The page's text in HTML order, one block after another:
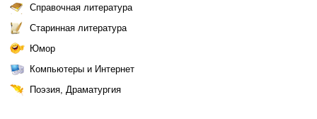
Справочная литература
Старинная литература
Юмор
Компьютеры и Интернет
Поэзия, Драматургия